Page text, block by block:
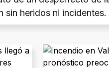
sin heridos ni incidentes.